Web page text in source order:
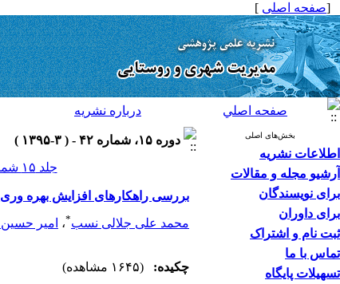
[صفحه اصلی ]
صفحه اصلي درباره نشريه
بخش‌های اصلی
اطلاعات نشریه
آرشیو مجله و مقالات
برای نویسندگان
برای داوران
ثبت نام و اشتراک
تماس با ما
تسهیلات پایگاه
دوره ۱۵، شماره ۴۲ - ( ۳-۱۳۹۵ )
جلد ۱۵ شماره ۴۲ صفحات ۲۴۸-۲۲۷
بررسی راهکارهای افزایش بهره
محمد علی جلالی نسب*، امیر
چکیده:
(۱۶۴۵ مشاهده)